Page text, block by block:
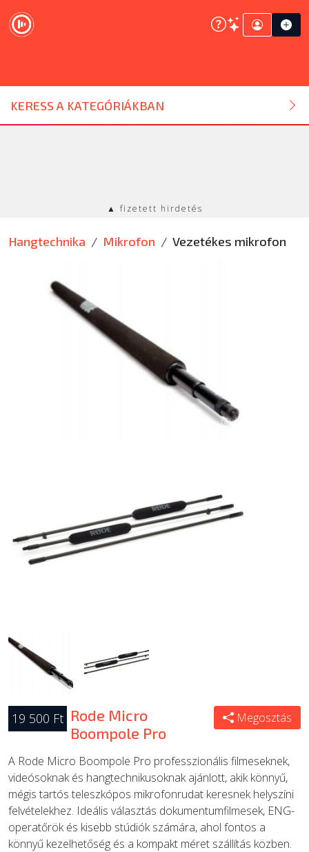
KERESS A KATEGÓRIÁKBAN
DJ ESZKÖZ
HANGTECHNIKA
EGYÉB
SZOLGÁLTATÁSOK
▲ fizetett hirdetés
Hangtechnika Mikrofon Vezetékes mikrofon
19 500 Ft Rode Micro
Boompole Pro
Megosztás
A Rode Micro Boompole Pro professzionális filmeseknek,
videósoknak és hangtechnikusoknak ajánlott, akik könnyű,
mégis tartós teleszkópos mikrofonrudat keresnek helyszíni
felvételekhez. Ideális választás dokumentumfilmesek, ENG-
operatőrök és kisebb stúdiók számára, ahol fontos a
könnyű kezelhetőség és a kompakt méret szállítás közben.